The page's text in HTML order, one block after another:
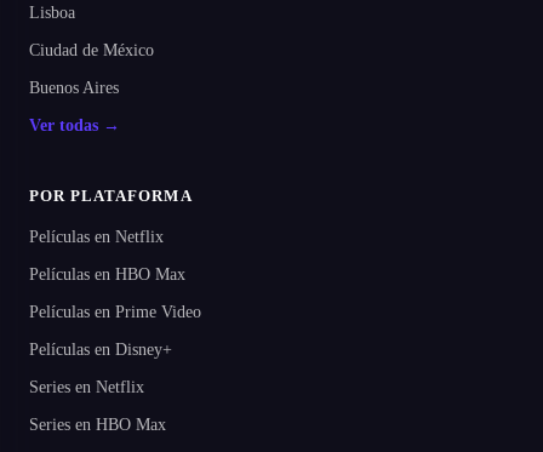
Lisboa
Ciudad de México
Buenos Aires
Ver todas →
POR PLATAFORMA
Películas en Netflix
Películas en HBO Max
Películas en Prime Video
Películas en Disney+
Series en Netflix
Series en HBO Max